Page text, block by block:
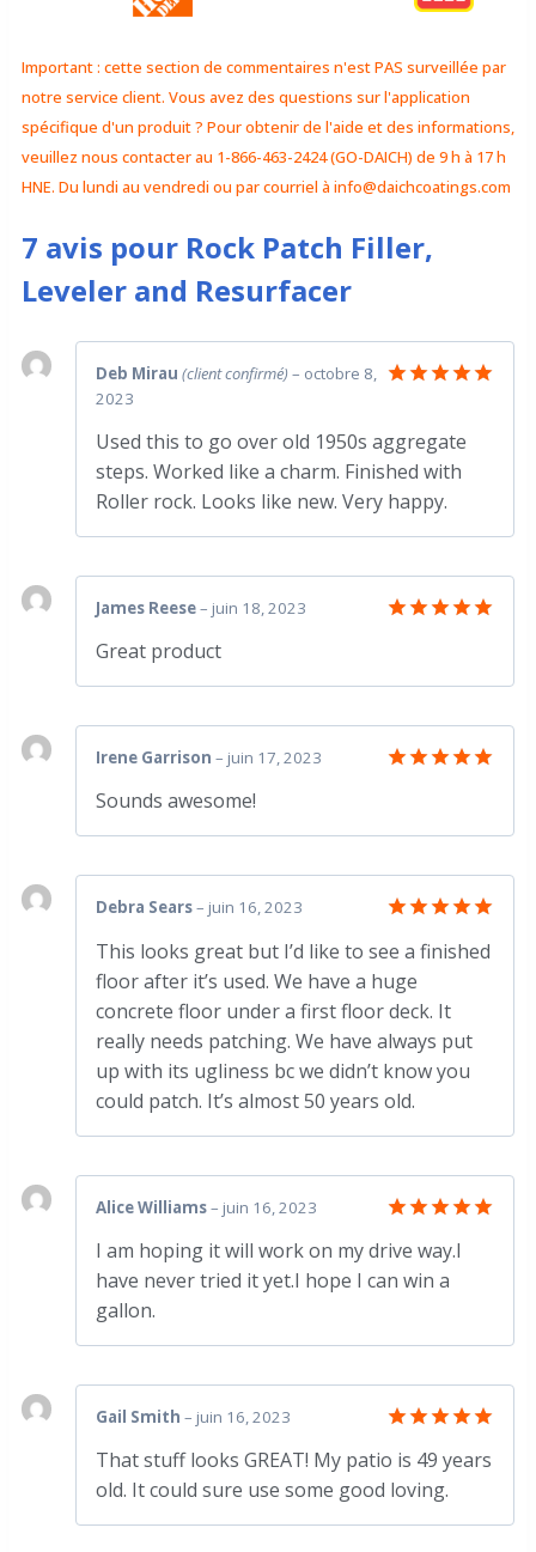
Important : cette section de commentaires n'est PAS surveillée par
notre service client. Vous avez des questions sur l'application
spécifique d'un produit ? Pour obtenir de l'aide et des informations,
veuillez nous contacter au 1-866-463-2424 (GO-DAICH) de 9 h à 17 h
HNE. Du lundi au vendredi ou par courriel à info@daichcoatings.com
7 avis pour Rock Patch Filler,
Leveler and Resurfacer
Deb Mirau (client confirmé) – octobre 8,
2023
Used this to go over old 1950s aggregate
steps. Worked like a charm. Finished with
Roller rock. Looks like new. Very happy.
James Reese– juin 18, 2023
Great product
Irene Garrison – juin 17, 2023
Sounds awesome!
Note
sur 5
Debra Sears– juin 16, 2023
This looks great but I’d like to see a finished
floor after it’s used. We have a huge
concrete floor under a first floor deck. It
really needs patching. We have always put
up with its ugliness bc we didn’t know you
could patch. It’s almost 50 years old.
Note
sur 5
Alice Williams– juin 16, 2023
I am hoping it will work on my drive way.I
have never tried it yet.I hope I can win a
gallon.
Note
sur 5
Gail Smith – juin 16, 2023
That stuff looks GREAT! My patio is 49 years
old. It could sure use some good loving.